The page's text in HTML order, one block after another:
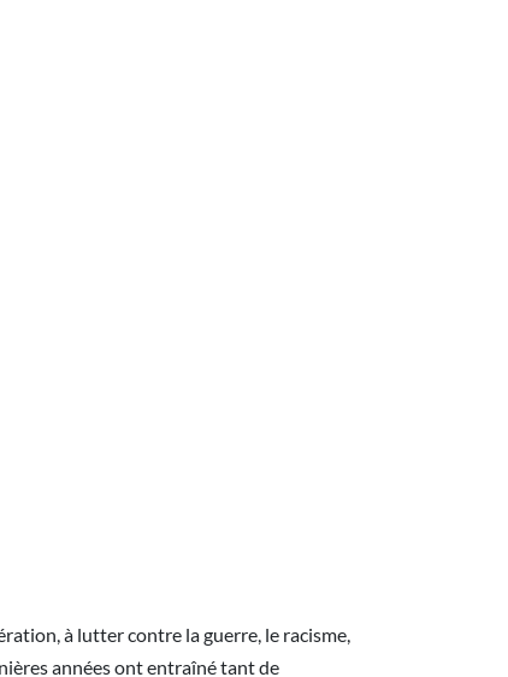
à lutter contre la guerre, le racisme,
années ont entraîné tant de